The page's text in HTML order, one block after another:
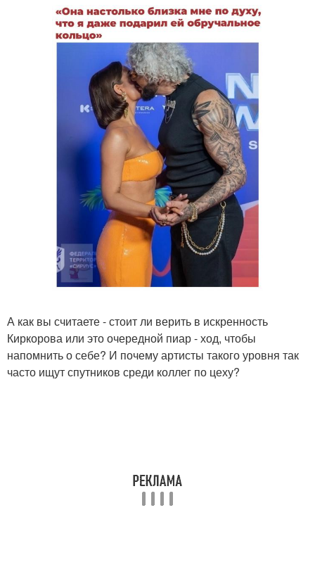
А как вы считаете - стоит ли верить в искренность
Киркорова или это очередной пиар - ход, чтобы
напомнить о себе? И почему артисты такого уровня так
часто ищут спутников среди коллег по цеху?